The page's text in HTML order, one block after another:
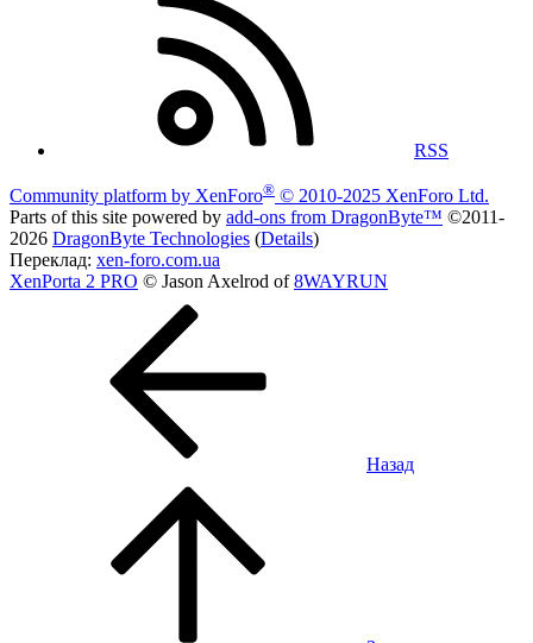
RSS
Community platform by XenForo® © 2010-2025 XenForo Ltd.
Parts of this site powered by add-ons from DragonByte™ ©2011-
2026 DragonByte Technologies (Details)
Переклад: xen-foro.com.ua
XenPorta 2 PRO © Jason Axelrod of8WAYRUN
Назад